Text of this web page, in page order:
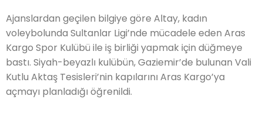
Ajanslardan geçilen bilgiye göre Altay, kadın
voleybolunda Sultanlar Ligi’nde mücadele eden Aras
Kargo Spor Kulübü ile iş birliği yapmak için düğmeye
bastı. Siyah-beyazlı kulübün, Gaziemir’de bulunan Vali
Kutlu Aktaş Tesisleri’nin kapılarını Aras Kargo’ya
açmayı planladığı öğrenildi.